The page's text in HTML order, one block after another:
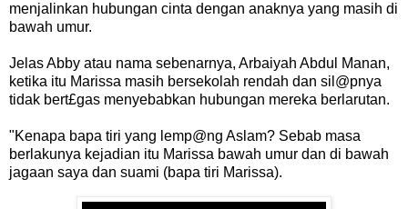
menjalinkan hubungan cinta dengan anaknya yang masih di
bawah umur.
Jelas Abby atau nama sebenarnya, Arbaiyah Abdul Manan,
ketika itu Marissa masih bersekolah rendah dan sil@pnya
tidak bert£gas menyebabkan hubungan mereka berlarutan.
"Kenapa bapa tiri yang lemp@ng Aslam? Sebab masa
berlakunya kejadian itu Marissa bawah umur dan di bawah
jagaan saya dan suami (bapa tiri Marissa).